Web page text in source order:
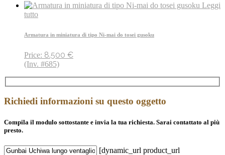
Leggi
tutto
Armatura in miniatura di tipo Ni-mai do tosei gusoku
Price: 8.500 €
(Inv. #685)
Richiedi informazioni su questo oggetto
Compila il modulo sottostante e invia la tua richiesta. Sarai contattato al più
presto.
[dynamic_url product_url